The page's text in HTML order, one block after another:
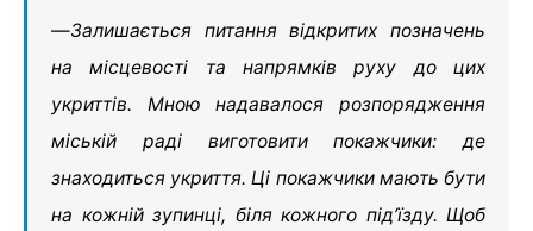
—Залишається питання відкритих позначень
на місцевості та напрямків руху до цих
укриттів. Мною надавалося розпорядження
міській раді виготовити покажчики: де
знаходиться укриття. Ці покажчики мають бути
на кожній зупинці, біля кожного під’їзду. Щоб